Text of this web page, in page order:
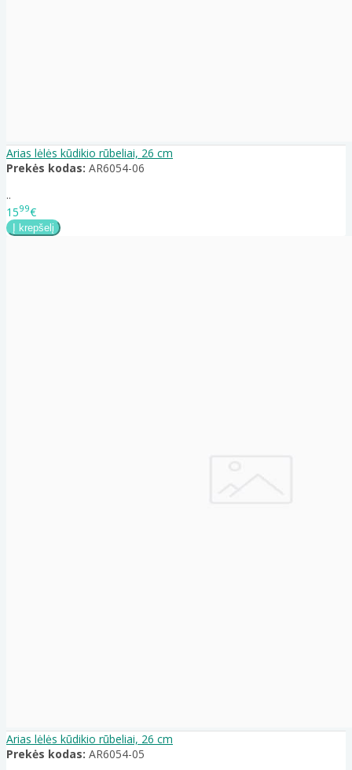
Arias lėlės kūdikio rūbeliai, 26 cm
Prekės kodas: AR6054-06
..
1599€
Arias lėlės kūdikio rūbeliai, 26 cm
Prekės kodas: AR6054-05